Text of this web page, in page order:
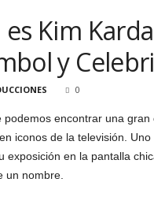
Kim
y
0
podemos encontrar una
iconos de la televisión.
exposición en la pantalla
un nombre.